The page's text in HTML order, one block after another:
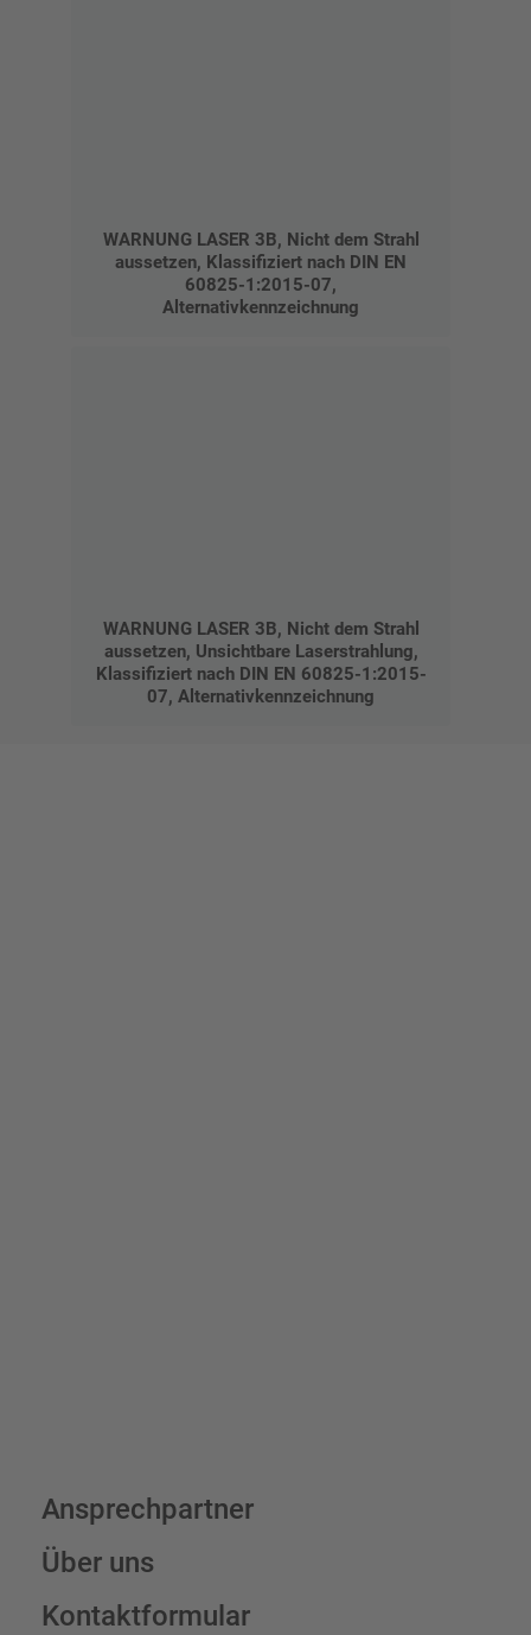
WARNUNG LASER 3B, Nicht dem Strahl
aussetzen, Klassifiziert nach DIN EN
60825-1:2015-07,
Alternativkennzeichnung
WARNUNG LASER 3B, Nicht dem Strahl
aussetzen, Unsichtbare Laserstrahlung,
Klassifiziert nach DIN EN 60825-1:2015-
07, Alternativkennzeichnung
Ansprechpartner
Über uns
Kontaktformular